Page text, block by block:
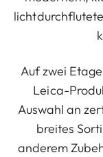
Auf zwei
Leica-
Auswahl an
breites
anderem